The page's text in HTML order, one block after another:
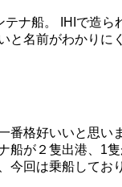
ナ船。 IHIで造
と名前がわかりに
番格好いいと思
船が２隻出港、1
今回は乗船して